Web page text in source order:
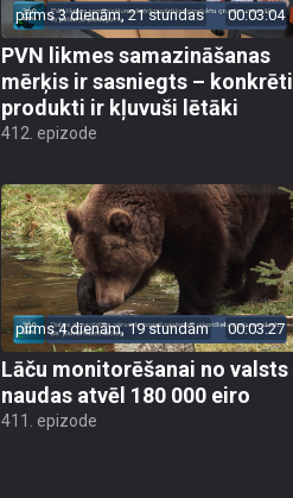
pirms 3 dienām, 21 stundas 00:03:04
PVN likmes samazināšanas
mērķis ir sasniegts – konkrēti
produkti ir kļuvuši lētāki
412. epizode
pirms 4 dienām, 19 stundām 00:03:27
Lāču monitorēšanai no valsts
naudas atvēl 180 000 eiro
411. epizode